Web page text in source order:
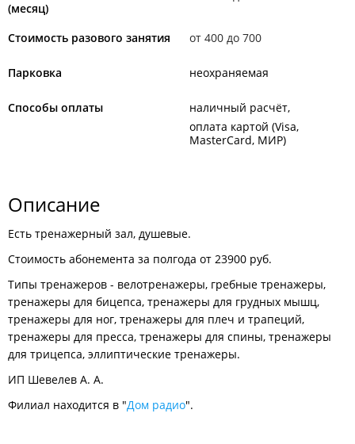
(месяц)
Стоимость разового занятия от 400 до 700
Парковка неохраняемая
Способы оплаты
наличный расчёт
оплата картой (Visa,
MasterCard, МИР)
Описание
Есть тренажерный зал, душевые.
Стоимость абонемента за полгода от 23900 руб.
Типы тренажеров - велотренажеры, гребные тренажеры,
тренажеры для бицепса, тренажеры для грудных мышц,
тренажеры для ног, тренажеры для плеч и трапеций,
тренажеры для пресса, тренажеры для спины, тренажеры
для трицепса, эллиптические тренажеры.
ИП Шевелев А. А.
Филиал находится в "Дом радио".